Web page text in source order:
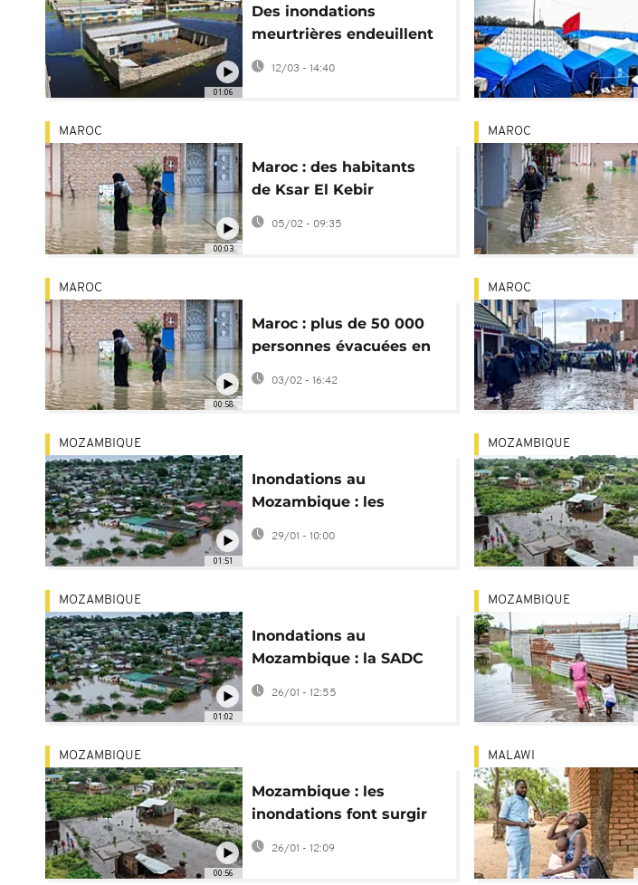
01:06
Des inondations
meurtrières endeuillent
l'Éthiopie et le Kenya
12/03 - 14:40
00:03
MAROC
Maroc : des habitants
de Ksar El Kebir
évacués par la
Gendarmerie royale
05/02 - 09:35
MAROC
00:58
MAROC
Maroc : plus de 50 000
personnes évacuées en
raison de fortes pluies
03/02 - 16:42
MAROC
01:51
MOZAMBIQUE
Inondations au
Mozambique : les
opérations de
29/01 - 10:00
MOZAMBIQUE
01:02
MOZAMBIQUE
Inondations au
Mozambique : la SADC
déploie une
intervention d’urgence
26/01 - 12:55
MOZAMBIQUE
00:56
MOZAMBIQUE
Mozambique : les
inondations font surgir
des crocodiles en ville
26/01 - 12:09
MALAWI